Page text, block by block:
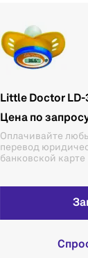
Little Doctor LD-
Цена по
Оплачивайте
перевод
банковской карте